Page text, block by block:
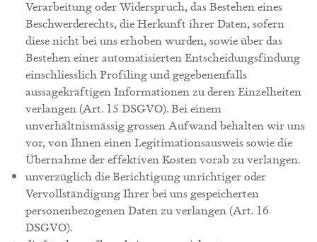
Verarbeitung oder Widerspruch, das Bestehen eines
Beschwerderechts, die Herkunft ihrer Daten, sofern
diese nicht bei uns erhoben wurden, sowie über das
Bestehen einer automatisierten Entscheidungsfindung
einschliesslich Profiling und gegebenenfalls
aussagekräftigen Informationen zu deren Einzelheiten
verlangen (Art. 15 DSGVO). Bei einem
unverhältnismässig grossen Aufwand behalten wir uns
vor, von Ihnen einen Legitimationsausweis sowie die
Übernahme der effektiven Kosten vorab zu verlangen.
unverzüglich die Berichtigung unrichtiger oder
Vervollständigung Ihrer bei uns gespeicherten
personenbezogenen Daten zu verlangen (Art. 16
DSGVO).